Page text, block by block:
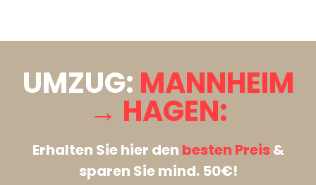
UMZUG: MANNHEIM
→ HAGEN:
Erhalten Sie hier den besten Preis&
sparen Sie mind. 50€!